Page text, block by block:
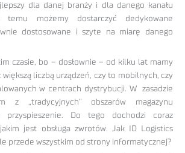
dla danej branży i dla danego kanału
temu możemy dostarczyć dedykowane
dostosowane i szyte na miarę danego
czasie, bo – dosłownie – od kilku lat mamy
większą liczbą urządzeń, czy to mobilnych, czy
w centrach dystrybucji. W zasadzie
z „tradycyjnych” obszarów magazynu
przyspieszenie. Do tego dochodzi coraz
jest obsługa zwrotów. Jak ID Logistics
przede wszystkim od strony informatycznej?